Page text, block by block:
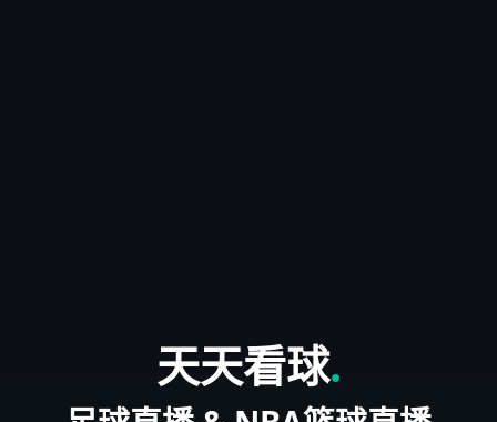
天天看球.